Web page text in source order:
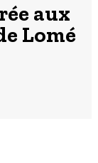
aux
Lomé